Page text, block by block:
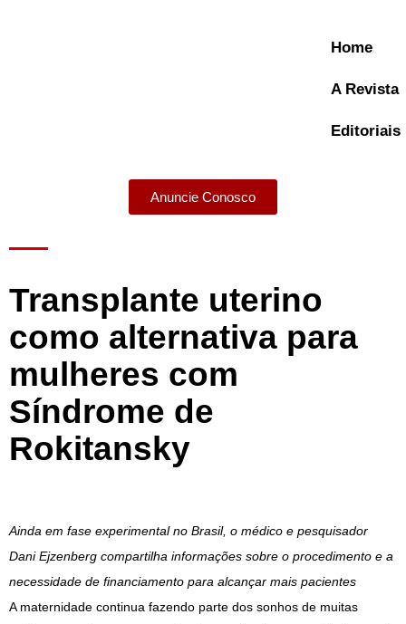
Home
A Revista
Editoriais
Anuncie Conosco
Transplante uterino
como alternativa para
mulheres com
Síndrome de
Rokitansky
Ainda em fase experimental no Brasil, o médico e pesquisador
Dani Ejzenberg compartilha informações sobre o procedimento e a
necessidade de financiamento para alcançar mais pacientes
A maternidade continua fazendo parte dos sonhos de muitas